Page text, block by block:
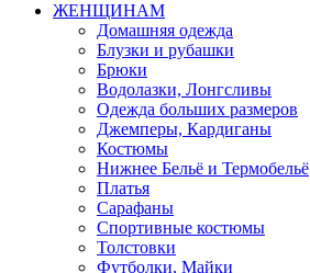
ЖЕНЩИНАМ
Домашняя одежда
Блузки и рубашки
Брюки
Водолазки, Лонгсливы
Одежда больших размеров
Джемперы, Кардиганы
Костюмы
Нижнее Бельё и Термобельё
Платья
Сарафаны
Спортивные костюмы
Толстовки
Футболки, Майки